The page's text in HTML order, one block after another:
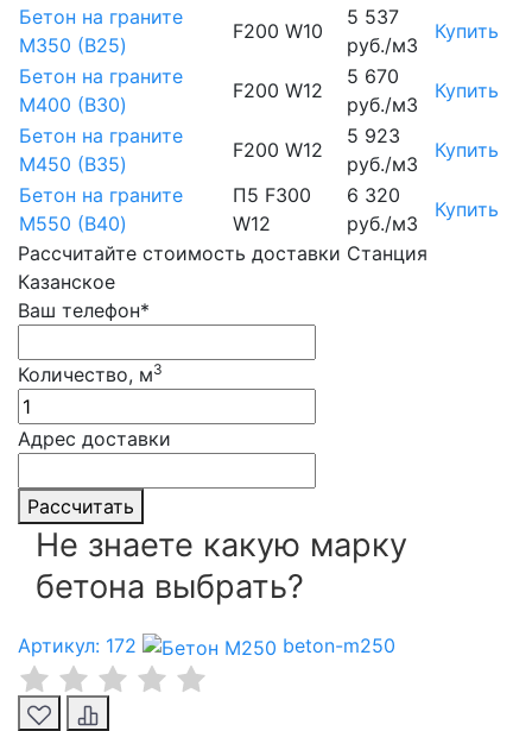
Бетон на граните
М350 (B25)
F200 W10
5 537
руб./м3
Купить
Бетон на граните
М400 (B30)
F200 W12
5 670
руб./м3
Купить
Бетон на граните
М450 (B35)
F200 W12
5 923
руб./м3
Купить
Бетон на граните
М550 (B40)
П5 F300
W12
6 320
руб./м3
Купить
Рассчитайте стоимость доставки Станция
Казанское
Ваш телефон*
Количество, м3
Адрес доставки
Рассчитать
Не знаете какую марку
бетона выбрать?
Артикул: 172 beton-m250